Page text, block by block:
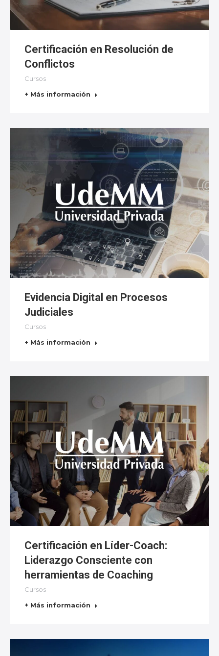
Certificación en Resolución de
Conflictos
Cursos
+ Más información
Evidencia Digital en Procesos
Judiciales
Cursos
+ Más información
Certificación en Líder-Coach:
Liderazgo Consciente con
herramientas de Coaching
Cursos
+ Más información